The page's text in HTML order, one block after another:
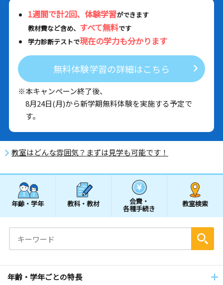
1週間で計2回、体験学習ができます
教材費など含め、 すべて無料です
学力診断テストで現在の学力も分かります
無料体験学習の詳細はこちら
※本キャンペーン終了後、
8月24日(月)から新学期無料体験を実施する予定で
す。
教室はどんな雰囲気？まずは見学も可能です！
年齢・学年 教科・教材 会費・
各種手続き
教室検索
年齢・学年ごとの特長